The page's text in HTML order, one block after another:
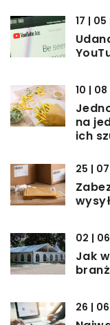
17 |
10 | 08
na
ich
25 |
02 |
Jak
26 |